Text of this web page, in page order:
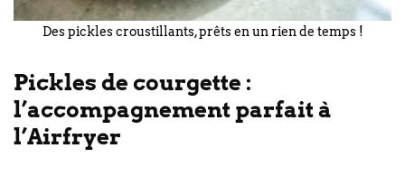
Des pickles croustillants, prêts en un rien de temps !
Pickles de courgette :
l’accompagnement parfait à
l’Airfryer